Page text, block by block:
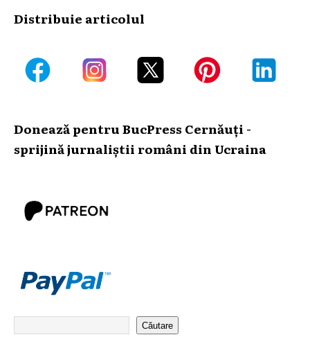
Distribuie articolul
Donează pentru BucPress Cernăuți -
sprijină jurnaliștii români din Ucraina
Căutare